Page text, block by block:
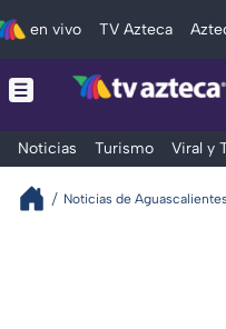
en vivo TV Azteca
Noticias Turismo Viral y
Noticias de